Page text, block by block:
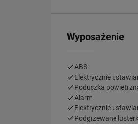
Wyposażenie
ABS
Elektrycznie
Poduszka
Alarm
Elektrycznie
Podgrzewane